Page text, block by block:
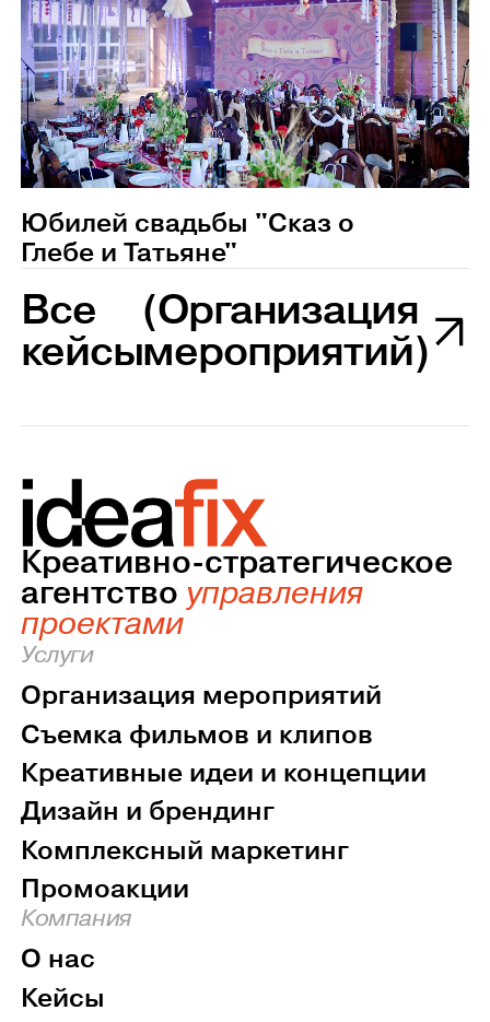
Юбилей свадьбы "Сказ о
Глебе и Татьяне"
Все
кейсы
(Организация
мероприятий)
Креативно-стратегическое
агентство управления
проектами
Услуги
Организация мероприятий
Съемка фильмов и клипов
Креативные идеи и концепции
Дизайн и брендинг
Комплексный маркетинг
Промоакции
Компания
О нас
Кейсы